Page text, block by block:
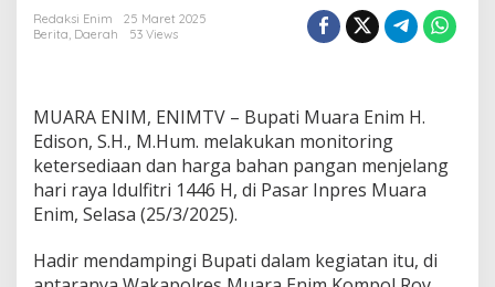
i
m
C
e
Redaksi Enim
25 Maret 2025
Berita, Daerah 53 Views
MUARA ENIM, ENIMTV – Bupati Muara Enim H.
Edison, S.H., M.Hum. melakukan monitoring
ketersediaan dan harga bahan pangan menjelang
hari raya Idulfitri 1446 H, di Pasar Inpres Muara
Enim, Selasa (25/3/2025).
Hadir mendampingi Bupati dalam kegiatan itu, di